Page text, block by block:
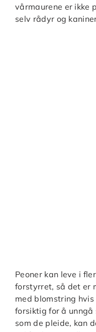
vårmaurene er ikke
selv rådyr og
Peoner kan leve i
forstyrret, så det er
med blomstring
forsiktig for å unngå
som de pleide, kan